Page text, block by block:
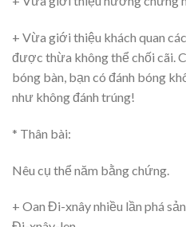
+ Vừa giới thiệu khách quan
được thừa không thể chối cãi.
bóng bàn, bạn có đánh bóng
như không đánh trúng!
* Thân bài:
Nêu cụ thể năm bằng chứng.
+ Oan Đi-xnây nhiều lần phá